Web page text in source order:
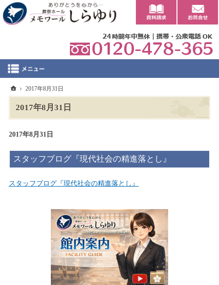
2017年8月31日
2017年8月31日
スタッフブログ『現代社会の精進落とし』
スタッフブログ『現代社会の精進落とし』
ホーム
2017年8月31日